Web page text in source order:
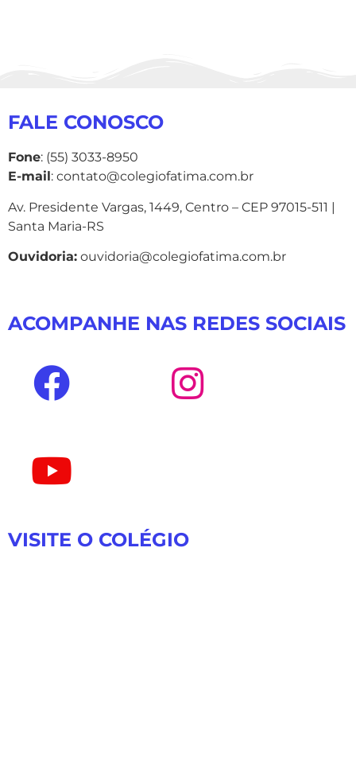
FALE CONOSCO
Fone: (55) 3033-8950
E-mail: contato@colegiofatima.com.br
Av. Presidente Vargas, 1449, Centro – CEP 97015-511 |
Santa Maria-RS
Ouvidoria: ouvidoria@colegiofatima.com.br
ACOMPANHE NAS REDES SOCIAIS
VISITE O COLÉGIO